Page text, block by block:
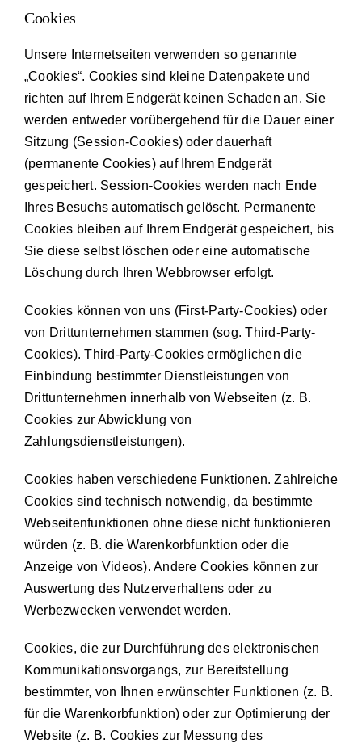
Cookies
Unsere Internetseiten verwenden so genannte
„Cookies“. Cookies sind kleine Datenpakete und
richten auf Ihrem Endgerät keinen Schaden an. Sie
werden entweder vorübergehend für die Dauer einer
Sitzung (Session-Cookies) oder dauerhaft
(permanente Cookies) auf Ihrem Endgerät
gespeichert. Session-Cookies werden nach Ende
Ihres Besuchs automatisch gelöscht. Permanente
Cookies bleiben auf Ihrem Endgerät gespeichert, bis
Sie diese selbst löschen oder eine automatische
Löschung durch Ihren Webbrowser erfolgt.
Cookies können von uns (First-Party-Cookies) oder
von Drittunternehmen stammen (sog. Third-Party-
Cookies). Third-Party-Cookies ermöglichen die
Einbindung bestimmter Dienstleistungen von
Drittunternehmen innerhalb von Webseiten (z. B.
Cookies zur Abwicklung von
Zahlungsdienstleistungen).
Cookies haben verschiedene Funktionen. Zahlreiche
Cookies sind technisch notwendig, da bestimmte
Webseitenfunktionen ohne diese nicht funktionieren
würden (z. B. die Warenkorbfunktion oder die
Anzeige von Videos). Andere Cookies können zur
Auswertung des Nutzerverhaltens oder zu
Werbezwecken verwendet werden.
Cookies, die zur Durchführung des elektronischen
Kommunikationsvorgangs, zur Bereitstellung
bestimmter, von Ihnen erwünschter Funktionen (z. B.
für die Warenkorbfunktion) oder zur Optimierung der
Website (z. B. Cookies zur Messung des